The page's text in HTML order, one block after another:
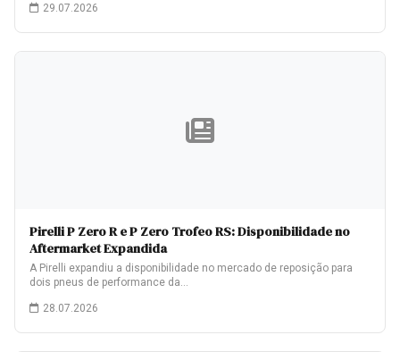
29.07.2026
Pirelli P Zero R e P Zero Trofeo RS: Disponibilidade no
Aftermarket Expandida
A Pirelli expandiu a disponibilidade no mercado de reposição para
dois pneus de performance da…
28.07.2026